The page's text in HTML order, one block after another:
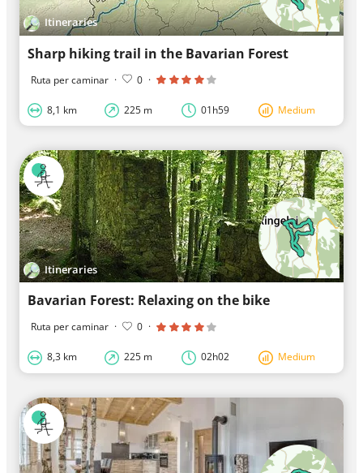
Itineraries
Sharp hiking trail in the Bavarian Forest
Ruta per caminar · 0 ·
8,1 km 225 m 01h59 Medium
Itineraries
Bavarian Forest: Relaxing on the bike
Ruta per caminar · 0 ·
8,3 km 225 m 02h02 Medium